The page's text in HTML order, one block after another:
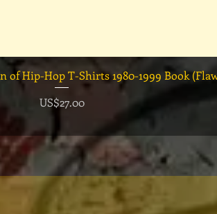
快速瀏覽
of Hip-Hop T-Shirts 1980-1999 Book
價格
US$27.00